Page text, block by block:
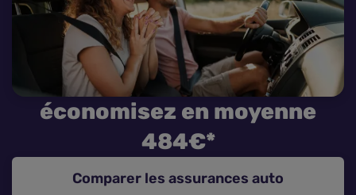
Assurance Moto
Assurance Habitation
Assurance de prêt
Prévoyance
économisez en moyenne
484€*
Comparer les assurances auto